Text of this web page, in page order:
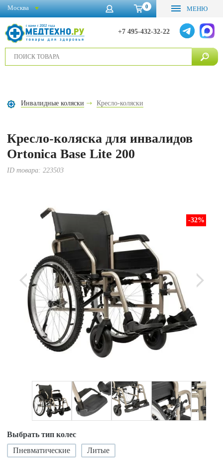
0 МЕНЮ
+7 495-432-32-22
Москва
Инвалидные коляски Кресло-коляски
Кресло-коляска для инвалидов
Ortonica Base Lite 200
ID товара:223503
-32%
Выбрать тип колес
Пневматические
Литые